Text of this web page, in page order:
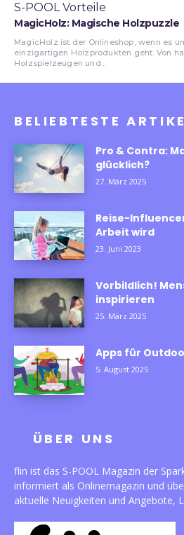
S-POOL Vorteile
MagicHolz: Magische Holzpuzzle
MagicHolz ist der Onlineshop, wenn es
einzigartigen Holzprodukten geht. Von handgefertigten
Holzspielzeugen und...
BELIEBTESTE
Pro & Contra:
glücklich?
27. März 2025
Reise-
Arbeit wird
23. Juni 2023
Vorbildlich!
inspirieren
25. März 2025
Apps für
5. August 2025
ÜBER UNS
flin ist das S-POOL Magazin der
informiert als Onlinemagazin und
aktuelle Neuigkeiten und Angebote,